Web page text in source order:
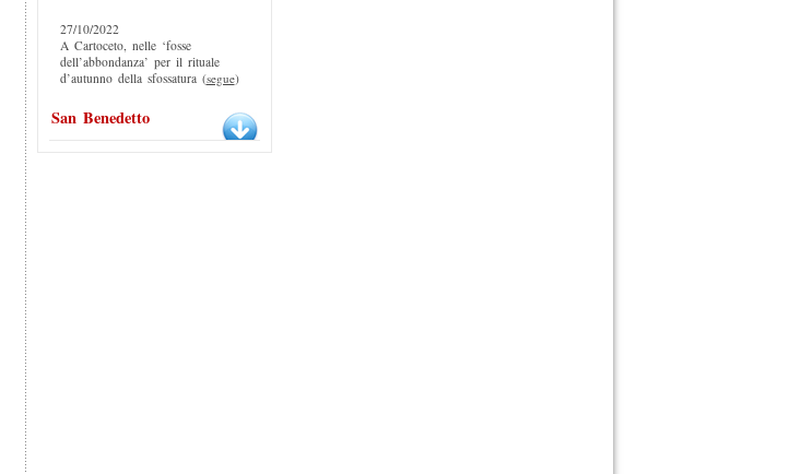
27/10/2022
A Cartoceto, nelle ‘fosse
dell’abbondanza’ per il rituale
d’autunno della sfossatura (segue)
San Benedetto